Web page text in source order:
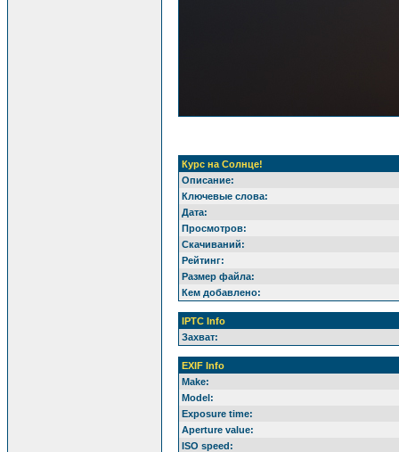
Курс на Солнце!
Описание:
Ключевые слова:
Дата:
Просмотров:
Скачиваний:
Рейтинг:
Размер файла:
Кем добавлено:
IPTC Info
Захват:
EXIF Info
Make:
Model:
Exposure time:
Aperture value:
ISO speed: